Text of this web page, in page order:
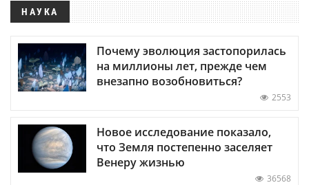
НАУКА
Почему эволюция застопорилась
на миллионы лет, прежде чем
внезапно возобновиться?
2553
Новое исследование показало,
что Земля постепенно заселяет
Венеру жизнью
36568